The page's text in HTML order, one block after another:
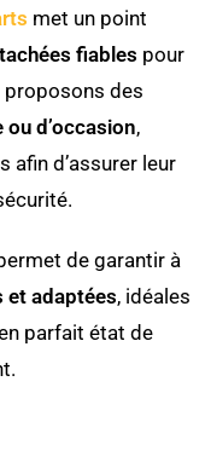
met un point
fiables pour
proposons des
ou d’occasion,
afin d’assurer leur
de garantir à
et adaptées, idéales
parfait état de